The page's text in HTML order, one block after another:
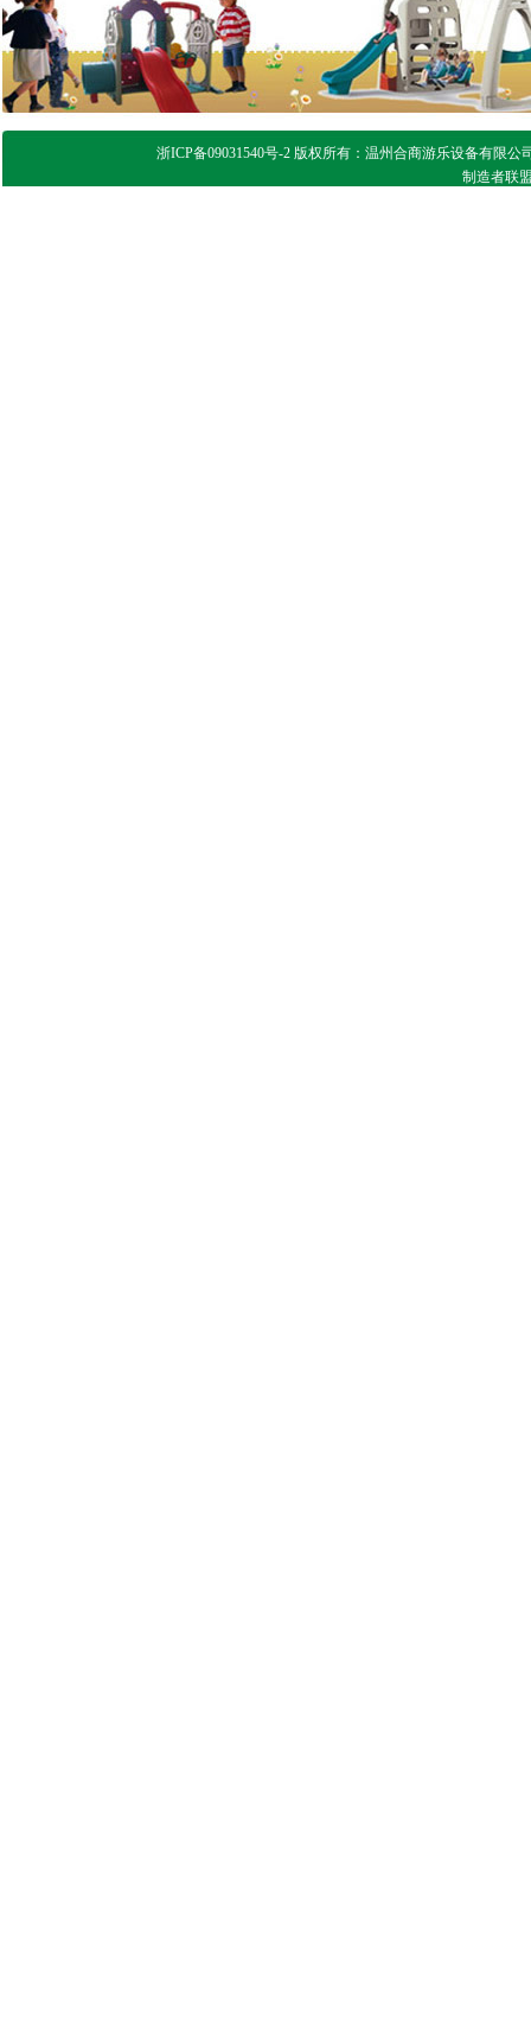
浙ICP备09031540号-2 版权所有：温州合商游乐设备有限
制造者联